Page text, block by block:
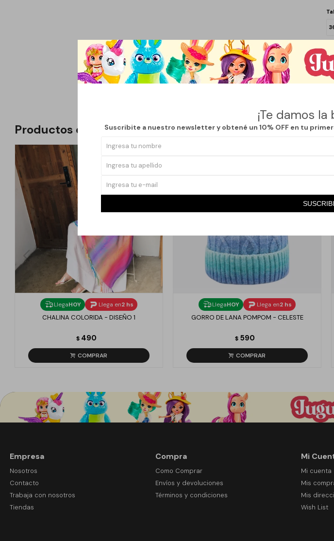
¡Te damos
Suscribite a nuestro newsletter y obtené un 10% OFF en tu
Productos que te pueden interesar
LlegaHOY Llega en2 hs
CHALINA COLORIDA - DISEÑO 1
$ 490
LlegaHOY Llega en2 hs
GORRO DE LANA POMPOM - CELESTE
$ 590
Empresa
Nosotros
Contacto
Trabaja con nosotros
Tiendas
Compra
Como Comprar
Envíos y devoluciones
Términos y condiciones
Mi
Mi cuenta
Mis
Mis
Wish List